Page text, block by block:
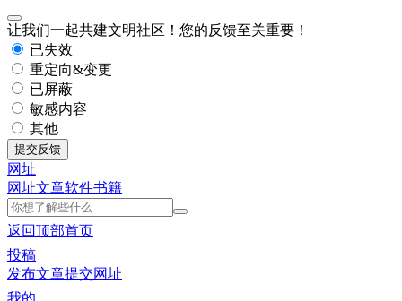
让我们一起共建文明社区！您的反馈至关重要！
已失效
重定向&变更
已屏蔽
敏感内容
其他
提交反馈
网址
网址文章软件书籍
返回顶部首页
投稿
发布文章提交网址
我的